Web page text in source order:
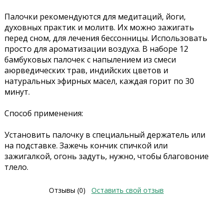
Палочки рекомендуются для медитаций, йоги,
духовных практик и молитв. Их можно зажигать
перед сном, для лечения бессонницы. Использовать
просто для ароматизации воздуха. В наборе 12
бамбуковых палочек с напылением из смеси
аюрведических трав, индийских цветов и
натуральных эфирных масел, каждая горит по 30
минут.
Способ применения:
Установить палочку в специальный держатель или
на подставке. Зажечь кончик спичкой или
зажигалкой, огонь задуть, нужно, чтобы благовоние
тлело.
Отзывы (0) Оставить свой отзыв